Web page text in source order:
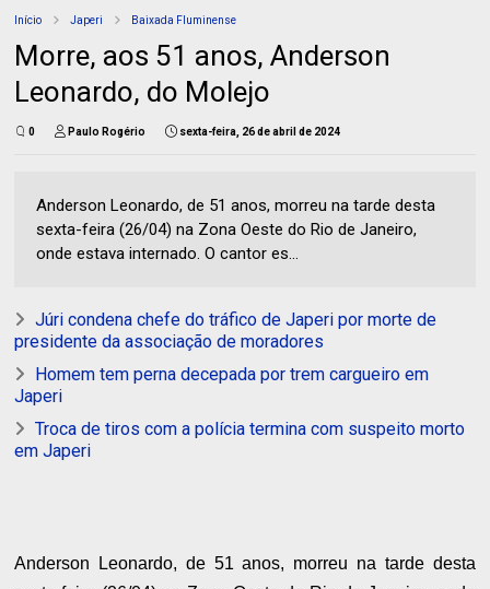
Início Japeri Baixada Fluminense
Morre, aos 51 anos, Anderson
Leonardo, do Molejo
0 Paulo Rogério sexta-feira, 26 de abril de 2024
Anderson Leonardo, de 51 anos, morreu na tarde desta
sexta-feira (26/04) na Zona Oeste do Rio de Janeiro,
onde estava internado. O cantor es...
Júri condena chefe do tráfico de Japeri por morte de
presidente da associação de moradores
Homem tem perna decepada por trem cargueiro em
Japeri
Troca de tiros com a polícia termina com suspeito morto
em Japeri
Anderson Leonardo, de 51 anos, morreu na tarde desta